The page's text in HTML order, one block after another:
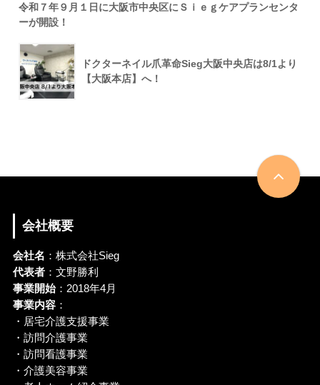
令和７年９月１日に大阪市中央区にＳｉｅｇケアプランセンタ
ーが開設！
ドクターネイル爪革命Sieg大阪中央店は8/1より
【大阪本店】へ！
会社概要
会社名 ：株式会社Sieg
代表者：文野勝利
事業開始：2018年4月
事業内容：
・居宅介護支援事業
・訪問介護事業
・訪問看護事業
・介護美容事業